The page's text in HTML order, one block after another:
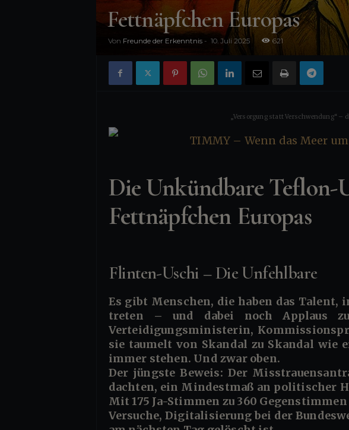
Fettnäpfchen Europas
Von Freunde der Erkenntnis- 10. Juli 2025 621
„Versorgung statt Verschwendung“ –
Die Unkündbare Teflon-
Fettnäpfchen Europas
Flinten-Uschi – Die Unfehlbare
Es gibt Menschen, die haben das Talent, in jedes Fettnäpfchen mit der Grazie einer Balletttänzerin zu
treten – und dabei noch Applaus
Verteidigungsministerin,
sie taumelt von Skandal zu Skandal
immer stehen. Und zwar oben.
Der jüngste Beweis: Der
dachten, ein Mindestmaß an politischer
Mit 175 Ja-Stimmen zu 360
Versuche, Digitalisierung bei der